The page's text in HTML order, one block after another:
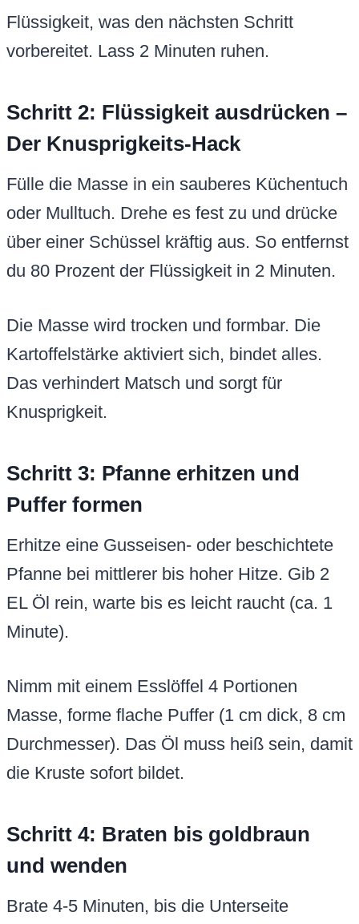
Flüssigkeit, was den nächsten Schritt
vorbereitet. Lass 2 Minuten ruhen.
Schritt 2: Flüssigkeit ausdrücken –
Der Knusprigkeits-Hack
Fülle die Masse in ein sauberes Küchentuch
oder Mulltuch. Drehe es fest zu und drücke
über einer Schüssel kräftig aus. So entfernst
du 80 Prozent der Flüssigkeit in 2 Minuten.
Die Masse wird trocken und formbar. Die
Kartoffelstärke aktiviert sich, bindet alles.
Das verhindert Matsch und sorgt für
Knusprigkeit.
Schritt 3: Pfanne erhitzen und
Puffer formen
Erhitze eine Gusseisen- oder beschichtete
Pfanne bei mittlerer bis hoher Hitze. Gib 2
EL Öl rein, warte bis es leicht raucht (ca. 1
Minute).
Nimm mit einem Esslöffel 4 Portionen
Masse, forme flache Puffer (1 cm dick, 8 cm
Durchmesser). Das Öl muss heiß sein, damit
die Kruste sofort bildet.
Schritt 4: Braten bis goldbraun
und wenden
Brate 4-5 Minuten, bis die Unterseite